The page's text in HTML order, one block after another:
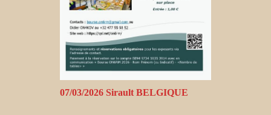
07/03/2026 Sirault BELGIQUE